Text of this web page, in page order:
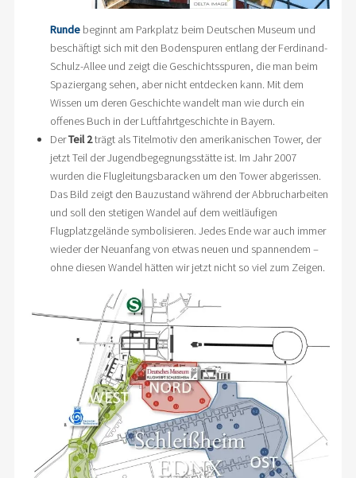
Rundebeginnt am Parkplatz beim Deutschen Museum und
beschäftigt sich mit den Bodenspuren entlang der Ferdinand-
Schulz-Allee und zeigt die Geschichtsspuren, die man beim
Spaziergang sehen, aber nicht entdecken kann. Mit dem
Wissen um deren Geschichte wandelt man wie durch ein
offenes Buch in der Luftfahrtgeschichte in Bayern.
DerTeil 2trägt als Titelmotiv den amerikanischen Tower, der
jetzt Teil der Jugendbegegnungsstätte ist. Im Jahr 2007
wurden die Flugleitungsbaracken um den Tower abgerissen.
Das Bild zeigt den Bauzustand während der Abbrucharbeiten
und soll den stetigen Wandel auf dem weitläufigen
Flugplatzgelände symbolisieren. Jedes Ende war auch immer
wieder der Neuanfang von etwas neuen und spannendem –
ohne diesen Wandel hätten wir jetzt nicht so viel zum Zeigen.